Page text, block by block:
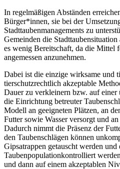
In regelmäßigen Abständen
Bürger*innen, sie bei der
Stadttaubenmanagements zu
Gemeinden die
es wenig Bereitschaft, da die Mittel
angemessen anzunehmen.
Dabei ist die einzige wirksame und
tierschutzrechtlich akzeptable
Dauer zu verkleinern bzw. auf einer
die Einrichtung betreuter
Modell an geeigneten Plätzen, an
Futter sowie Wasser versorgt und
Dadurch nimmt die Präsenz der
den Taubenschlägen können
Gipsatrappen getauscht werden und
Taubenpopulationkontrolliert
und dann auf einem akzeptablen